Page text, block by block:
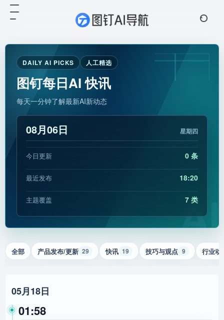
AI
DAILY AI PICKS 人工精选
图钉每日AI 快讯
每天一分钟了解最新AI新动态
08月06日 星期四
今日更新 0 条
最近发布 18:20
主题覆盖 7 类
全部 产品发布/更新 29 快讯 19 技巧与观点 9 行业动
05月18日
01:58